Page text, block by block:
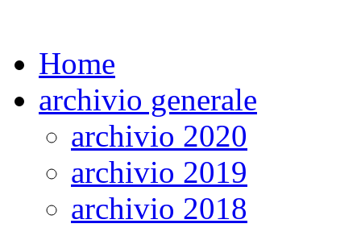
Home
archivio generale
archivio 2020
archivio 2019
archivio 2018